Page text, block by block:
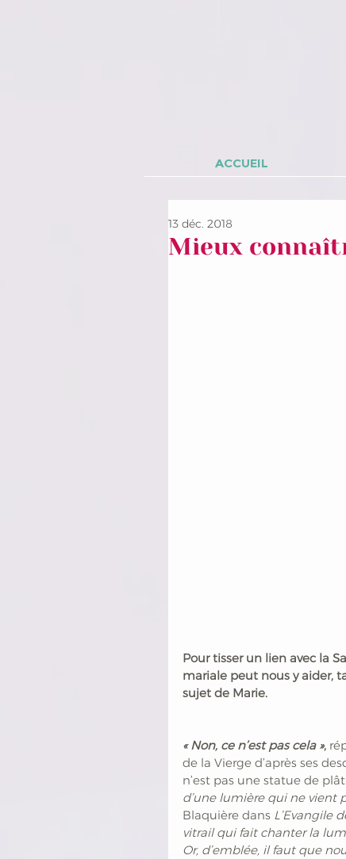
ACCUEIL
Mieux
13 déc. 2018
Pour tisser un lien avec la
mariale peut nous y aider,
sujet de Marie.
« Non, ce n’est pas cela »,
de la Vierge d’après ses
n’est pas une statue de
d’une lumière qui ne vient
Blaquière dans L’Evangile
vitrail qui fait chanter la
Or, d’emblée, il faut que